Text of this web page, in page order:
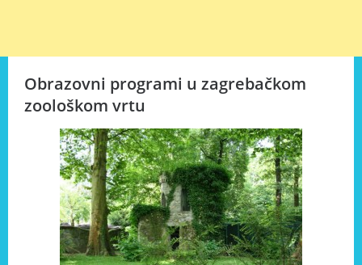
Obrazovni programi u zagrebačkom
zoološkom vrtu